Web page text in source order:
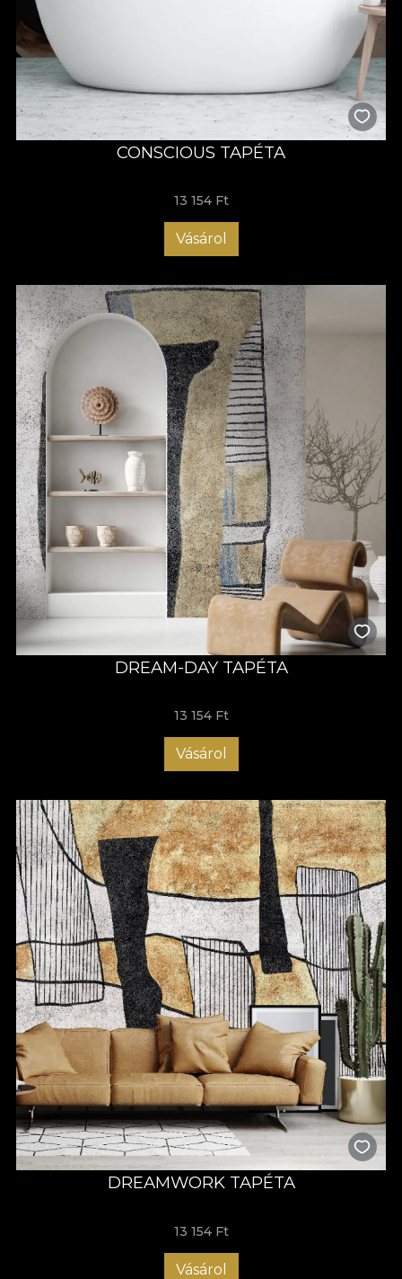
CONSCIOUS TAPÉTA
13 154 Ft
Vásárol
DREAM-DAY TAPÉTA
13 154 Ft
Vásárol
DREAMWORK TAPÉTA
13 154 Ft
Vásárol